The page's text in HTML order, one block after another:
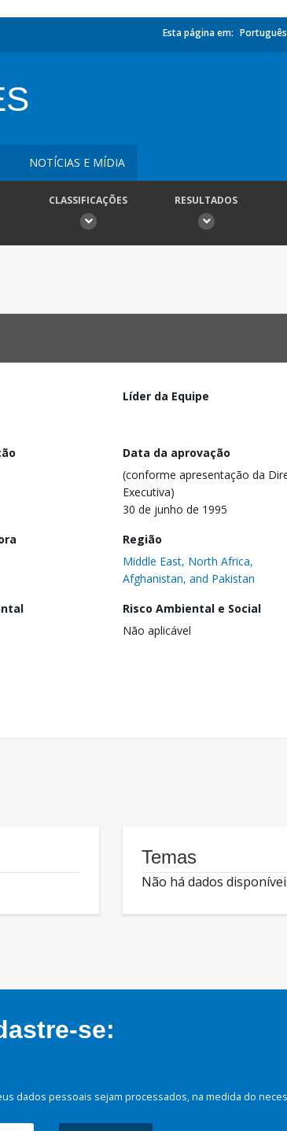
Esta página em: Português
NOTÍCIAS E MÍDIA
CLASSIFICAÇÕES RESULTADOS
Líder da Equipe
Data da aprovação
(conforme apresentação da
Executiva)
30 de junho de 1995
Região
Middle East, North Africa,
Afghanistan, and Pakistan
Risco Ambiental e Social
Não aplicável
Temas
Não há dados
se:
dados pessoais sejam processados, na medida do